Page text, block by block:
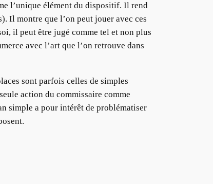
l’unique élément du dispositif. Il rend
Il montre que l’on peut jouer avec ces
il peut être jugé comme tel et non plus
avec l’art que l’on retrouve dans
sont parfois celles de simples
action du commissaire comme
simple a pour intérêt de problématiser